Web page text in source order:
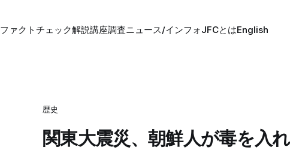
ファクトチェック解説講座調査ニュース/インフォJFCとはEnglish
歴史
関東大震災、朝鮮人が毒を入